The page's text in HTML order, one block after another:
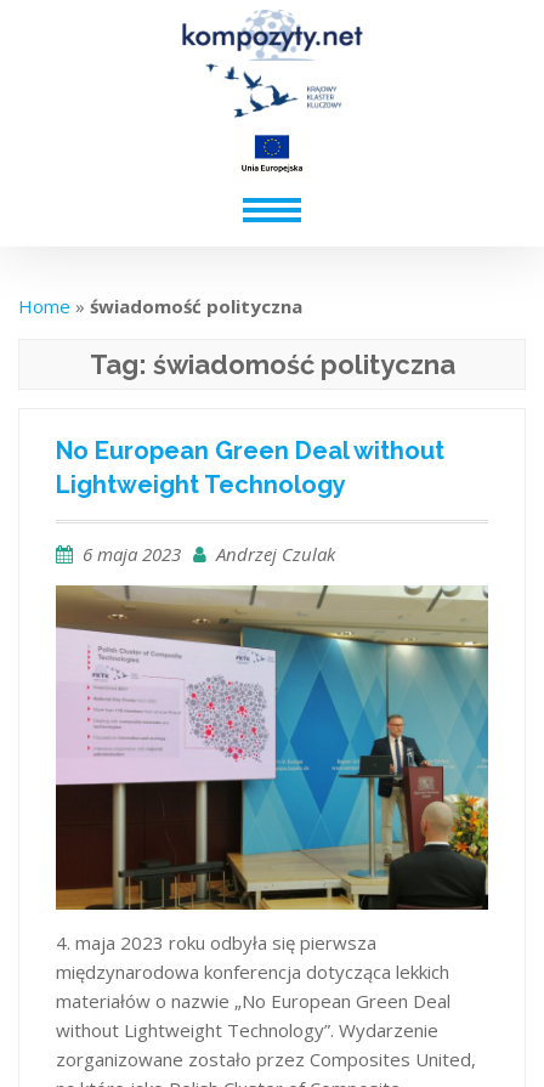
Home » świadomość polityczna
Tag: świadomość polityczna
No European Green Deal without
Lightweight Technology
6 maja 2023 Andrzej Czulak
4. maja 2023 roku odbyła się pierwsza
międzynarodowa konferencja dotycząca lekkich
materiałów o nazwie „No European Green Deal
without Lightweight Technology”. Wydarzenie
zorganizowane zostało przez Composites United,